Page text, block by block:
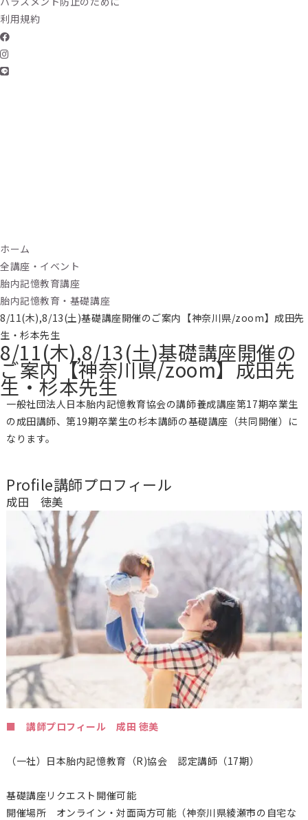
利用規約
ホーム
全講座・イベント
胎内記憶教育講座
胎内記憶教育・基礎講座
8/11(木),8/13(土)基礎講座開催のご案内【神奈川県/zoom】成田先
生・杉本先生
8/11(木),8/13(土)基礎講座開催の
ご案内【神奈川県/zoom】成田先
生・杉本先生
一般社団法人日本胎内記憶教育協会の講師養成講座第17期卒業生
の成田講師、第19期卒業生の杉本講師の基礎講座（共同開催）に
なります。
Profile講師プロフィール
成田 徳美
■ 講師プロフィール 成田 徳美
（一社）日本胎内記憶教育（R)協会 認定講師（17期）
基礎講座リクエスト開催可能
開催場所 オンライン・対面両方可能（神奈川県綾瀬市の自宅な